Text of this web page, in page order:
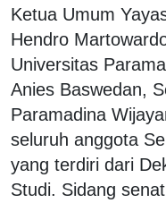
Ketua Umum
Hendro
Universitas
Anies Baswedan,
Paramadina
seluruh anggota
yang terdiri dari
Studi. Sidang